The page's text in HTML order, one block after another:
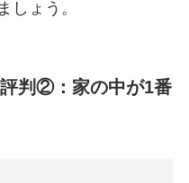
しょう。
判②：家の中が1番